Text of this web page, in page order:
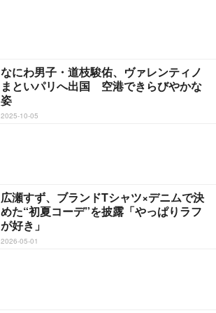
なにわ男子・道枝駿佑、ヴァレンティノ
まといパリへ出国 空港できらびやかな
姿
2025-10-05
広瀬すず、ブランドTシャツ×デニムで決
めた“初夏コーデ”を披露「やっぱりラフ
が好き」
2026-05-01